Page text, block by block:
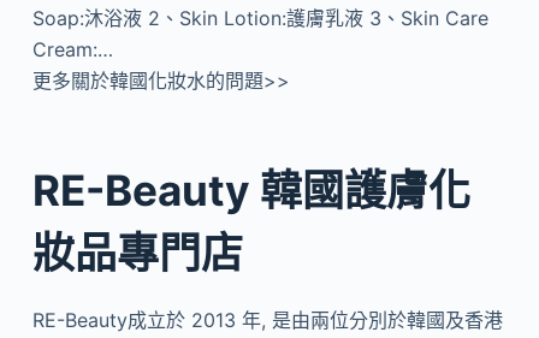
Soap:沐浴液 2、Skin Lotion:護膚乳液 3、Skin Care
Cream:…
更多關於韓國化妝水的問題>>
RE-Beauty 韓國護膚化
妝品專門店
RE-Beauty成立於 2013 年, 是由兩位分別於韓國及香港